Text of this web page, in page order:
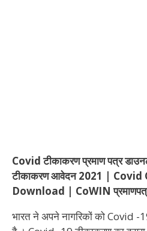
Covid टीकाकरण प्रमाण पत्र
टीकाकरण आवेदन 2021 |
Download | CoWIN
भारत ने अपने नागरिकों को Covid -